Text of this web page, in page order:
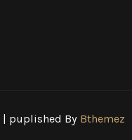
| puplished By Bthemez